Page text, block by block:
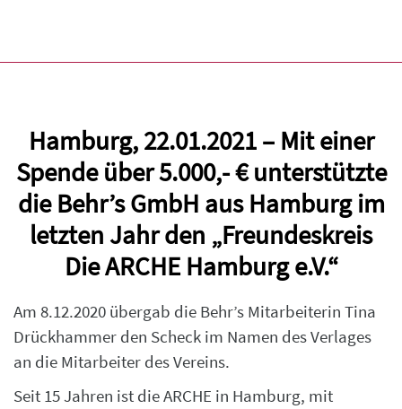
Hamburg, 22.01.2021 – Mit einer
Spende über 5.000,- € unterstützte
die Behr’s GmbH aus Hamburg im
letzten Jahr den „Freundeskreis
Die ARCHE Hamburg e.V.“
Am 8.12.2020 übergab die Behr’s Mitarbeiterin Tina
Drückhammer den Scheck im Namen des Verlages
an die Mitarbeiter des Vereins.
Seit 15 Jahren ist die ARCHE in Hamburg, mit